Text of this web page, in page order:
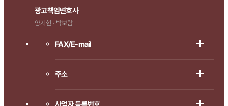
광고책임변호사
양지현 · 박보람
FAX/E-mail
주소